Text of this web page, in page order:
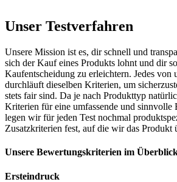
Unser Testverfahren
Unsere Mission ist es, dir schnell und
sich der Kauf eines Produkts lohnt und dir
Kaufentscheidung zu erleichtern. Jedes von
durchläuft dieselben Kriterien, um
stets fair sind. Da je nach Produkttyp
Kriterien für eine umfassende und sinnvolle
legen wir für jeden Test nochmal
Zusatzkriterien fest, auf die wir das Produkt
Unsere Bewertungskriterien im
Ersteindruck